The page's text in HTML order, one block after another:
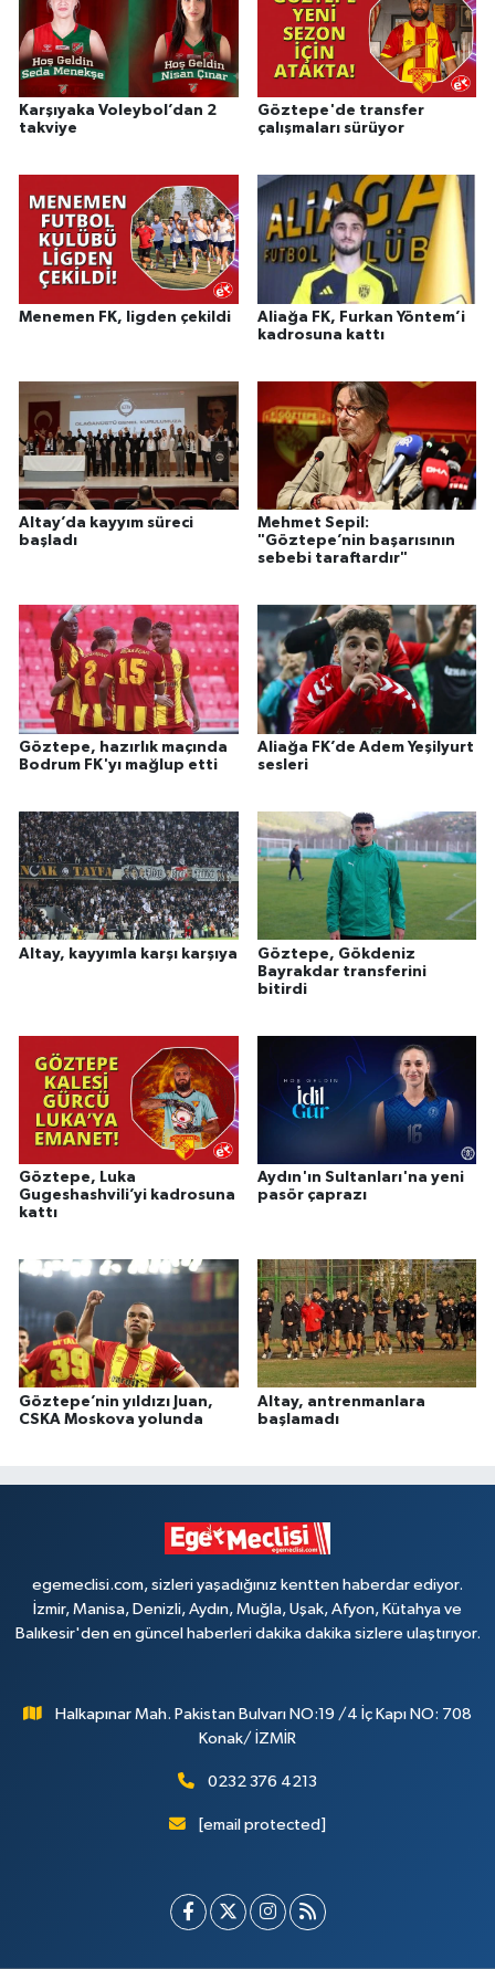
Karşıyaka Voleybol’dan 2
takviye
Göztepe'de transfer
çalışmaları sürüyor
Menemen FK, ligden çekildi
Aliağa FK, Furkan Yöntem’i
kadrosuna kattı
Altay’da kayyım süreci
başladı
Mehmet Sepil:
"Göztepe’nin başarısının
sebebi taraftardır"
Göztepe, hazırlık maçında
Bodrum FK'yı mağlup etti
Aliağa FK’de Adem Yeşilyurt
sesleri
Altay, kayyımla karşı karşıya
Göztepe, Gökdeniz
Bayrakdar transferini
bitirdi
Göztepe, Luka
Gugeshashvili’yi kadrosuna
kattı
Aydın'ın Sultanları'na yeni
pasör çaprazı
Göztepe’nin yıldızı Juan,
CSKA Moskova yolunda
Altay, antrenmanlara
başlamadı
egemeclisi.com, sizleri yaşadığınız kentten haberdar ediyor.
İzmir, Manisa, Denizli, Aydın, Muğla, Uşak, Afyon, Kütahya ve
Balıkesir'den en güncel haberleri dakika dakika sizlere ulaştırıyor.
Halkapınar Mah. Pakistan Bulvarı NO:19 /4 İç Kapı NO: 708
Konak/ İZMİR
0232 376 4213
[email protected]